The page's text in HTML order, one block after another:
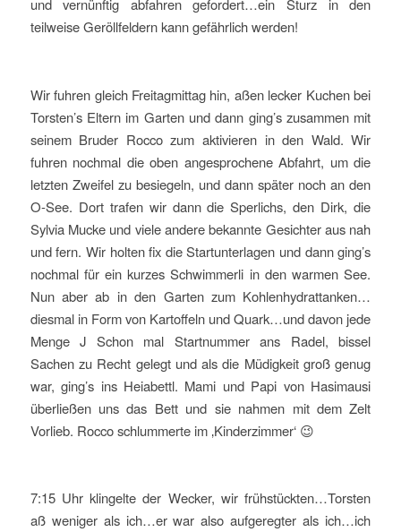
und vernünftig abfahren gefordert…ein Sturz in den
teilweise Geröllfeldern kann gefährlich werden!
Wir fuhren gleich Freitagmittag hin, aßen lecker Kuchen bei
Torsten’s Eltern im Garten und dann ging’s zusammen mit
seinem Bruder Rocco zum aktivieren in den Wald. Wir
fuhren nochmal die oben angesprochene Abfahrt, um die
letzten Zweifel zu besiegeln, und dann später noch an den
O-See. Dort trafen wir dann die Sperlichs, den Dirk, die
Sylvia Mucke und viele andere bekannte Gesichter aus nah
und fern. Wir holten fix die Startunterlagen und dann ging’s
nochmal für ein kurzes Schwimmerli in den warmen See.
Nun aber ab in den Garten zum Kohlenhydrattanken…
diesmal in Form von Kartoffeln und Quark…und davon jede
Menge J Schon mal Startnummer ans Radel, bissel
Sachen zu Recht gelegt und als die Müdigkeit groß genug
war, ging’s ins Heiabettl. Mami und Papi von Hasimausi
überließen uns das Bett und sie nahmen mit dem Zelt
Vorlieb. Rocco schlummerte im ‚Kinderzimmer‘ 😉
7:15 Uhr klingelte der Wecker, wir frühstückten…Torsten
aß weniger als ich…er war also aufgeregter als ich…ich